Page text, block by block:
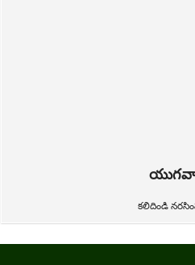
కలిదిండి